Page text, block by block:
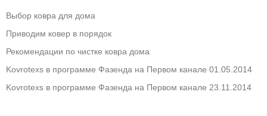
Выбор ковра для дома
Приводим ковер в порядок
Рекомендации по чистке ковра дома
Kovrotexs в программе Фазенда на Первом канале 01.05.2014
Kovrotexs в программе Фазенда на Первом канале 23.11.2014